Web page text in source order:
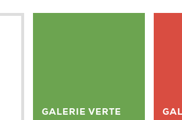
GALERIE VERTE